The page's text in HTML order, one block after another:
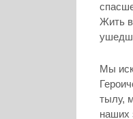
Жить
Мы
тылу,
наших